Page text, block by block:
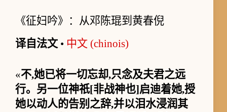
《征妇吟》：从邓陈琨到黄春倪
译自法文 • 中文 (chinois)
«不,她已将一切忘却,只念及夫君之远
行。另一位神祇[非战神也]启迪着她,授
她以动人的告别之辞,并以泪水浸润其